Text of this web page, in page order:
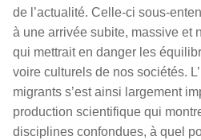
de l’actualité. Celle-ci sous-
à une arrivée subite, massive et
qui mettrait en danger les
voire culturels de nos sociétés.
migrants s’est ainsi largement
production scientifique qui
disciplines confondues, à quel